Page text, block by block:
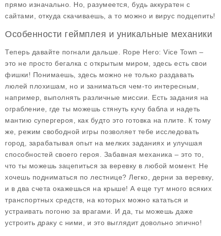
прямо изначально. Но, разумеется, будь аккуратен с
сайтами, откуда скачиваешь, а то можно и вирус подцепить!
Особенности геймплея и уникальные механики
Теперь давайте погнали дальше. Rope Hero: Vice Town –
это не просто бегалка с открытым миром, здесь есть свои
фишки! Понимаешь, здесь можно не только раздавать
люлей плохишам, но и заниматься чем-то интересным,
например, выполнять различные миссии. Есть задания на
ограбление, где ты можешь стянуть кучу бабла и надеть
мантию супергероя, как будто это готовка на плите. К тому
же, режим свободной игры позволяет тебе исследовать
город, зарабатывая опыт на мелких заданиях и улучшая
способностей своего героя. Забавная механика – это то,
что ты можешь зацепиться за веревку в любой момент. Не
хочешь подниматься по лестнице? Легко, дерни за веревку,
и в два счета окажешься на крыше! А еще тут много всяких
транспортных средств, на которых можно кататься и
устраивать погоню за врагами. И да, ты можешь даже
устроить драку с ними, и это выглядит довольно эпично!